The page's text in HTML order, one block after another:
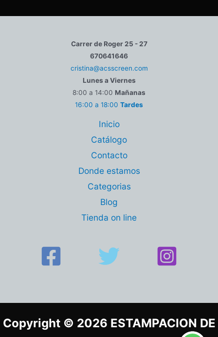
Carrer de Roger 25 - 27
670641646
cristina@acsscreen.com
Lunes a Viernes
8:00 a 14:00 Mañanas
16:00 a 18:00 Tardes
Inicio
Catálogo
Contacto
Donde estamos
Categorias
Blog
Tienda on line
Copyright © 2026 ESTAMPACION DE